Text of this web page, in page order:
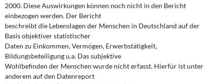
Rosa-Luxemburg-Stiftung
Über mich
Kontakt
2000. Diese Auswirkungen können noch nicht in den Bericht
einbezogen werden. Der Bericht
beschreibt die Lebenslagen der Menschen in Deutschland auf der
Basis objektiver statistischer
Daten zu Einkommen, Vermögen, Erwerbstätigkeit,
Bildungsbeteiligung u.a. Das subjektive
Wohlbefinden der Menschen wurde nicht erfasst. Hierfür ist unter
anderem auf den Datenreport